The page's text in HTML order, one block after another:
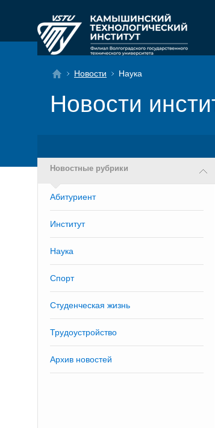
Новости Наука
Новости
Новостные рубрики
Абитуриент
Институт
Наука
Спорт
Студенческая жизнь
Трудоустройство
Архив новостей